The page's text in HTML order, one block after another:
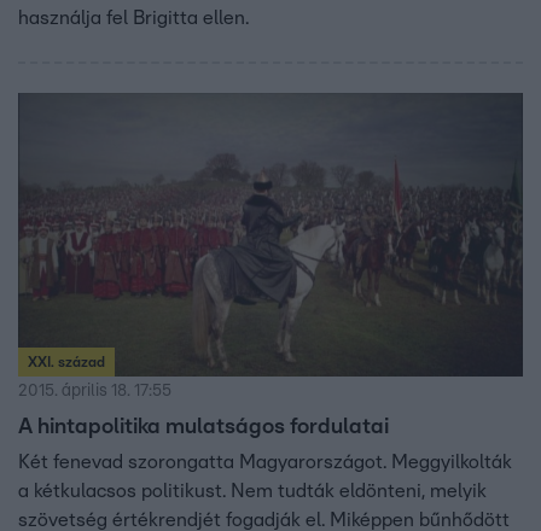
használja fel Brigitta ellen.
XXI. század
2015. április 18. 17:55
A hintapolitika mulatságos fordulatai
Két fenevad szorongatta Magyarországot. Meggyilkolták
a kétkulacsos politikust. Nem tudták eldönteni, melyik
szövetség értékrendjét fogadják el. Miképpen bűnhődött